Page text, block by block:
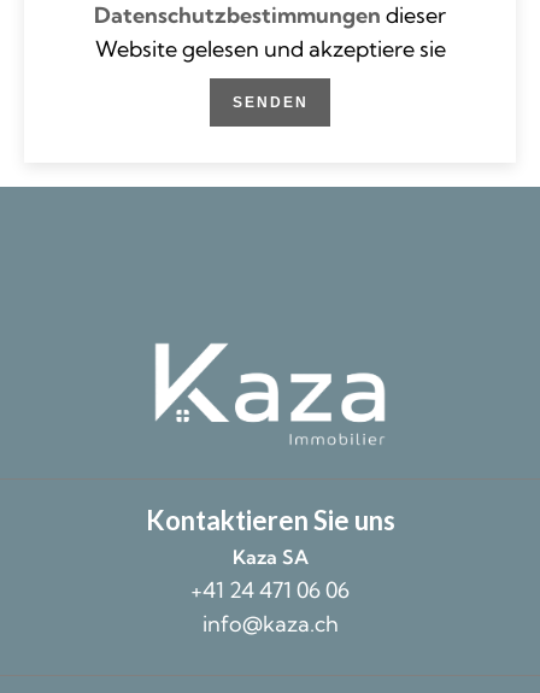
Datenschutzbestimmungen dieser
Website gelesen und akzeptiere sie
SENDEN
Kontaktieren Sie uns
Kaza SA
+41 24 471 06 06
info@kaza.ch